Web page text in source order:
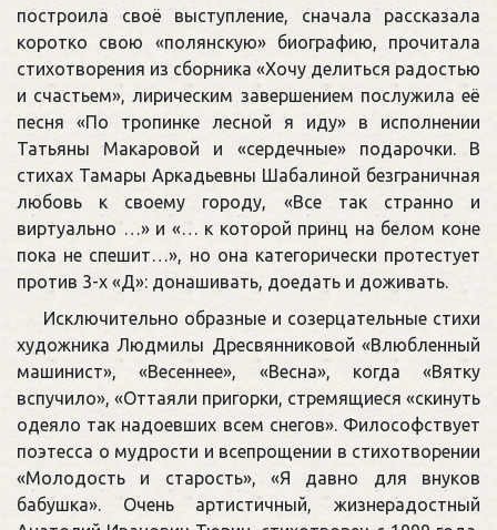
построила своё выступление, сначала рассказала
коротко свою «полянскую» биографию, прочитала
стихотворения из сборника «Хочу делиться радостью
и счастьем», лирическим завершением послужила её
песня «По тропинке лесной я иду» в исполнении
Татьяны Макаровой и «сердечные» подарочки. В
стихах Тамары Аркадьевны Шабалиной безграничная
любовь к своему городу, «Все так странно и
виртуально …» и «… к которой принц на белом коне
пока не спешит…», но она категорически протестует
против 3-х «Д»: донашивать, доедать и доживать.
Исключительно образные и созерцательные стихи
художника Людмилы Дресвянниковой «Влюбленный
машинист», «Весеннее», «Весна», когда «Вятку
вспучило», «Оттаяли пригорки, стремящиеся «скинуть
одеяло так надоевших всем снегов». Философствует
поэтесса о мудрости и всепрощении в стихотворении
«Молодость и старость», «Я давно для внуков
бабушка». Очень артистичный, жизнерадостный